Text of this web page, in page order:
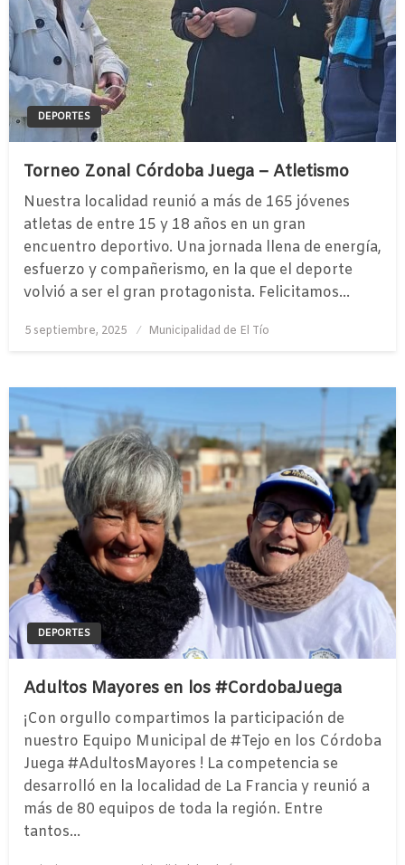
DEPORTES
Torneo Zonal Córdoba Juega – Atletismo
Nuestra localidad reunió a más de 165 jóvenes
atletas de entre 15 y 18 años en un gran
encuentro deportivo. Una jornada llena de energía,
esfuerzo y compañerismo, en la que el deporte
volvió a ser el gran protagonista. Felicitamos…
Publicado
5 septiembre, 2025 Municipalidad de El Tío
DEPORTES
Adultos Mayores en los #CordobaJuega
¡Con orgullo compartimos la participación de
nuestro Equipo Municipal de #Tejo en los Córdoba
Juega #AdultosMayores ! La competencia se
desarrolló en la localidad de La Francia y reunió a
más de 80 equipos de toda la región. Entre
tantos…